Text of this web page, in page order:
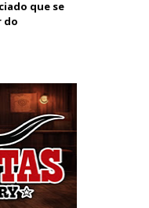
que se
do